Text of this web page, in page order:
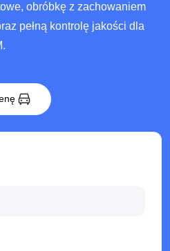
obróbkę z zachowaniem
pełną kontrolę jakości dla